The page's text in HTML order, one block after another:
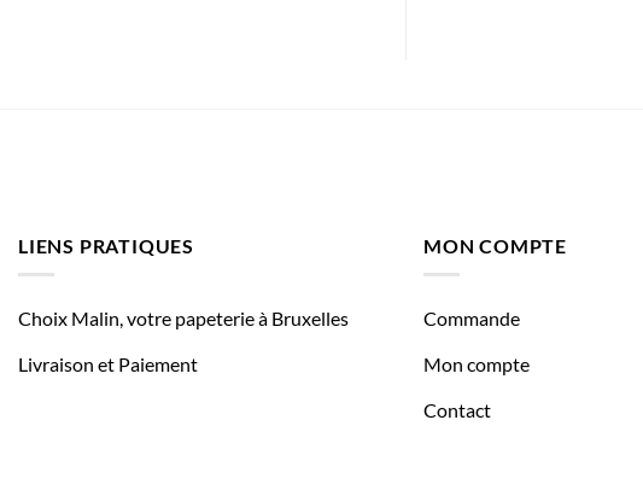
LIENS PRATIQUES
Choix Malin, votre papeterie à Bruxelles
Livraison et Paiement
MON COMPTE
Commande
Mon compte
Contact